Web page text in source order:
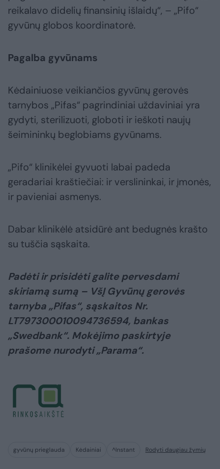
reikalavo didelių finansinių išlaidų“, – „Pifo“
gyvūnų globos koordinatorė.
Pagalba gyvūnams
Kėdainiuose veikiančios gyvūnų gerovės
tarnybos „Pifas“ pagrindiniai uždaviniai yra
gydyti, sterilizuoti, globoti ir ieškoti naujų
šeimininkų beglobiams gyvūnams.
„Pifo“ klinikėlei gyvuoti labai padeda
geradariai kraštiečiai: ir verslininkai, ir įmonės,
ir pavieniai asmenys.
Dabar klinikėlė atsidūrė ant bedugnės krašto
su tuščia sąskaita.
Padėti ir prisidėti galite pervesdami
skiriamą sumą – VšĮ Gyvūnų gerovės
tarnyba „Pifas“, sąskaitos Nr.
LT797300010094736594, bankas
„Swedbank“. Mokėjimo paskirtyje
prašome nurodyti „Parama“.
gyvūnų prieglauda Kėdainiai ^Instant Rodyti daugiau žymių